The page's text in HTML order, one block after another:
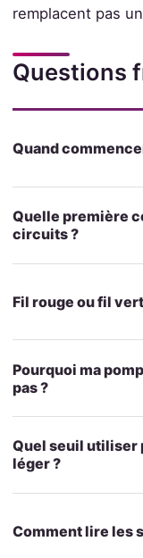
remplacent pas
Questions
Quand
Quelle première
circuits ?
Fil rouge ou fil
Pourquoi ma
pas ?
Quel seuil utiliser
léger ?
Comment lire les